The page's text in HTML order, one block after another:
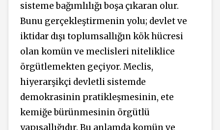
sisteme bağımlılığı boşa çıkaran olur.
Bunu gerçekleştirmenin yolu; devlet ve
iktidar dışı toplumsallığın kök hücresi
olan komün ve meclisleri niteliklice
örgütlemekten geçiyor. Meclis,
hiyerarşikçi devletli sistemde
demokrasinin pratikleşmesinin, ete
kemiğe bürünmesinin örgütlü
yapısallığıdır. Bu anlamda komün ve